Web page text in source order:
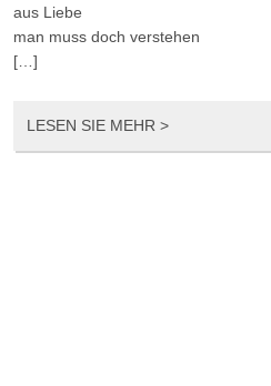
aus Liebe
man muss doch verstehen
[…]
LESEN SIE MEHR >